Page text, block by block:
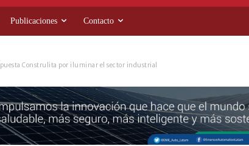
Publicaciones Contacto
Construlita por iluminar el sector industrial